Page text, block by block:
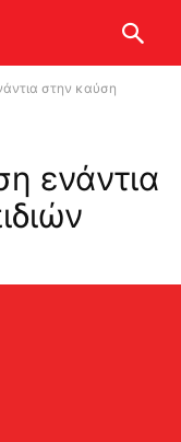
στην καύση
ενάντια